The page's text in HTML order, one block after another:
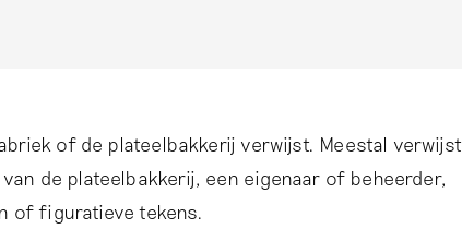
of de plateelbakkerij verwijst. Meestal verwijst
de plateelbakkerij, een eigenaar of beheerder,
of figuratieve tekens.